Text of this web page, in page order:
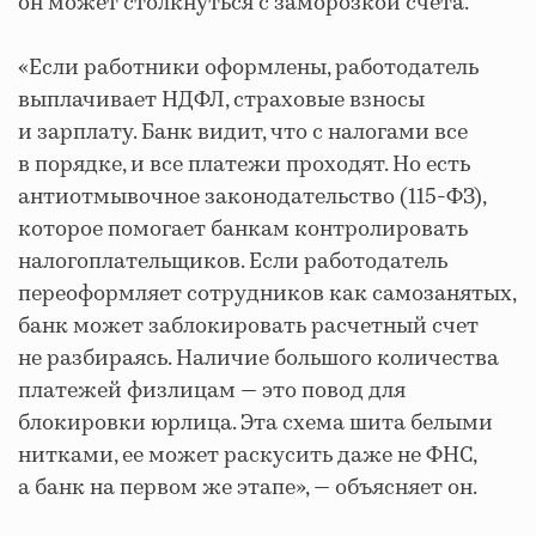
«Если работники оформлены, работодатель
выплачивает НДФЛ, страховые взносы
и зарплату. Банк видит, что с налогами все
в порядке, и все платежи проходят. Но есть
антиотмывочное законодательство (115-ФЗ),
которое помогает банкам контролировать
налогоплательщиков. Если работодатель
переоформляет сотрудников как самозанятых,
банк может заблокировать расчетный счет
не разбираясь. Наличие большого количества
платежей физлицам — это повод для
блокировки юрлица. Эта схема шита белыми
нитками, ее может раскусить даже не ФНС,
а банк на первом же этапе», — объясняет он.